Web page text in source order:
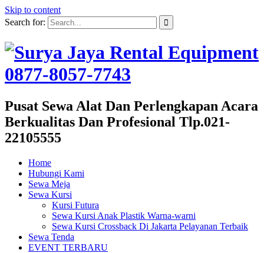
Skip to content
Search for:
Pusat Sewa Alat Dan Perlengkapan Acara
Berkualitas Dan Profesional Tlp.021-
22105555
Home
Hubungi Kami
Sewa Meja
Sewa Kursi
Kursi Futura
Sewa Kursi Anak Plastik Warna-warni
Sewa Kursi Crossback Di Jakarta Pelayanan Terbaik
Sewa Tenda
EVENT TERBARU